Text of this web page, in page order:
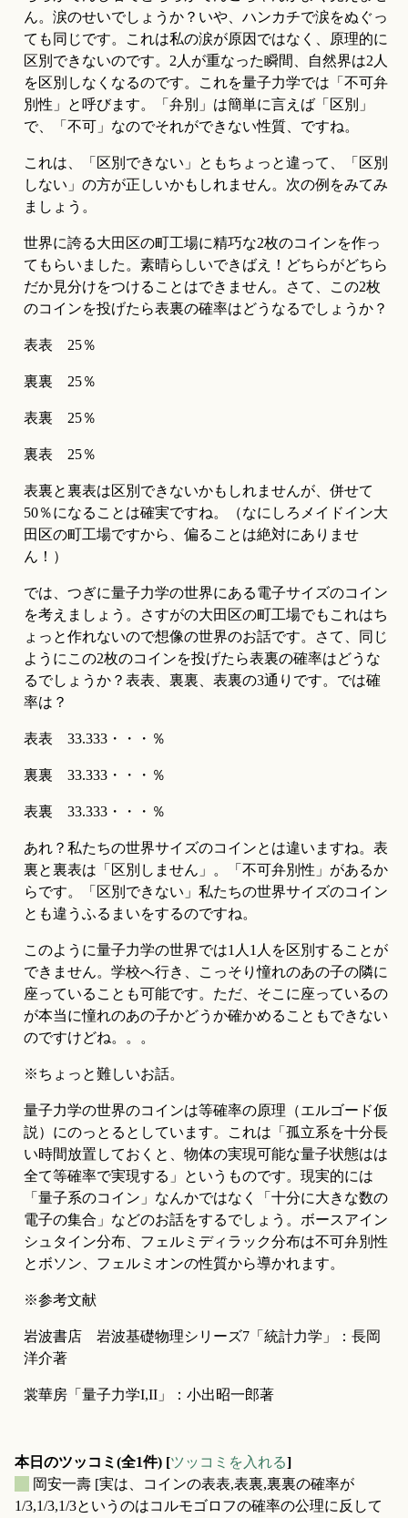
ん。涙のせいでしょうか？いや、ハンカチで涙をぬぐっ
ても同じです。これは私の涙が原因ではなく、原理的に
区別できないのです。2人が重なった瞬間、自然界は2人
を区別しなくなるのです。これを量子力学では「不可弁
別性」と呼びます。「弁別」は簡単に言えば「区別」
で、「不可」なのでそれができない性質、ですね。
これは、「区別できない」ともちょっと違って、「区別
しない」の方が正しいかもしれません。次の例をみてみ
ましょう。
世界に誇る大田区の町工場に精巧な2枚のコインを作っ
てもらいました。素晴らしいできばえ！どちらがどちら
だか見分けをつけることはできません。さて、この2枚
のコインを投げたら表裏の確率はどうなるでしょうか？
表表　25％
裏裏　25％
表裏　25％
裏表　25％
表裏と裏表は区別できないかもしれませんが、併せて
50％になることは確実ですね。（なにしろメイドイン大
田区の町工場ですから、偏ることは絶対にありませ
ん！）
では、つぎに量子力学の世界にある電子サイズのコイン
を考えましょう。さすがの大田区の町工場でもこれはち
ょっと作れないので想像の世界のお話です。さて、同じ
ようにこの2枚のコインを投げたら表裏の確率はどうな
るでしょうか？表表、裏裏、表裏の3通りです。では確
率は？
表表　33.333・・・％
裏裏　33.333・・・％
表裏　33.333・・・％
あれ？私たちの世界サイズのコインとは違いますね。表
裏と裏表は「区別しません」。「不可弁別性」があるか
らです。「区別できない」私たちの世界サイズのコイン
とも違うふるまいをするのですね。
このように量子力学の世界では1人1人を区別することが
できません。学校へ行き、こっそり憧れのあの子の隣に
座っていることも可能です。ただ、そこに座っているの
が本当に憧れのあの子かどうか確かめることもできない
のですけどね。。。
※ちょっと難しいお話。
量子力学の世界のコインは等確率の原理（エルゴード仮
説）にのっとるとしています。これは「孤立系を十分長
い時間放置しておくと、物体の実現可能な量子状態はは
全て等確率で実現する」というものです。現実的には
「量子系のコイン」なんかではなく「十分に大きな数の
電子の集合」などのお話をするでしょう。ボースアイン
シュタイン分布、フェルミディラック分布は不可弁別性
とボソン、フェルミオンの性質から導かれます。
※参考文献
岩波書店　岩波基礎物理シリーズ7「統計力学」：長岡
洋介著
裳華房「量子力学I,II」：小出昭一郎著
本日のツッコミ(全1件) [ツッコミを入れる]
岡安一壽 [実は、コインの表表,表裏,裏裏の確率が
1/3,1/3,1/3というのはコルモゴロフの確率の公理に反して